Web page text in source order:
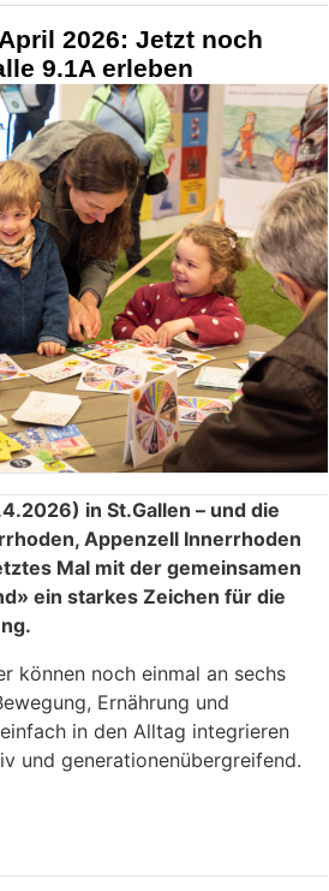
2026: Jetzt noch
9.1A erleben
in St.Gallen – und die
Appenzell Innerrhoden
Mal mit der gemeinsamen
ein starkes Zeichen für die
können noch einmal an sechs
Ernährung und
in den Alltag integrieren
und generationenübergreifend.